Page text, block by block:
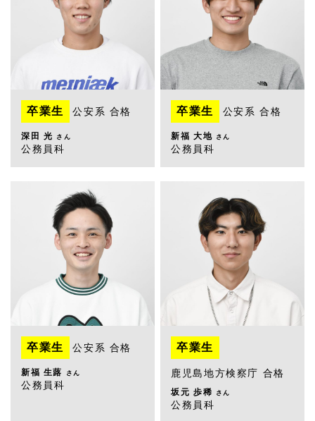
卒業生 公安系 合格
深田 光 さん
公務員科
卒業生 公安系 合格
新福 大地 さん
公務員科
卒業生 公安系 合格
新福 生蕗 さん
公務員科
卒業生
鹿児島地方検察庁 合格
坂元 歩稀 さん
公務員科